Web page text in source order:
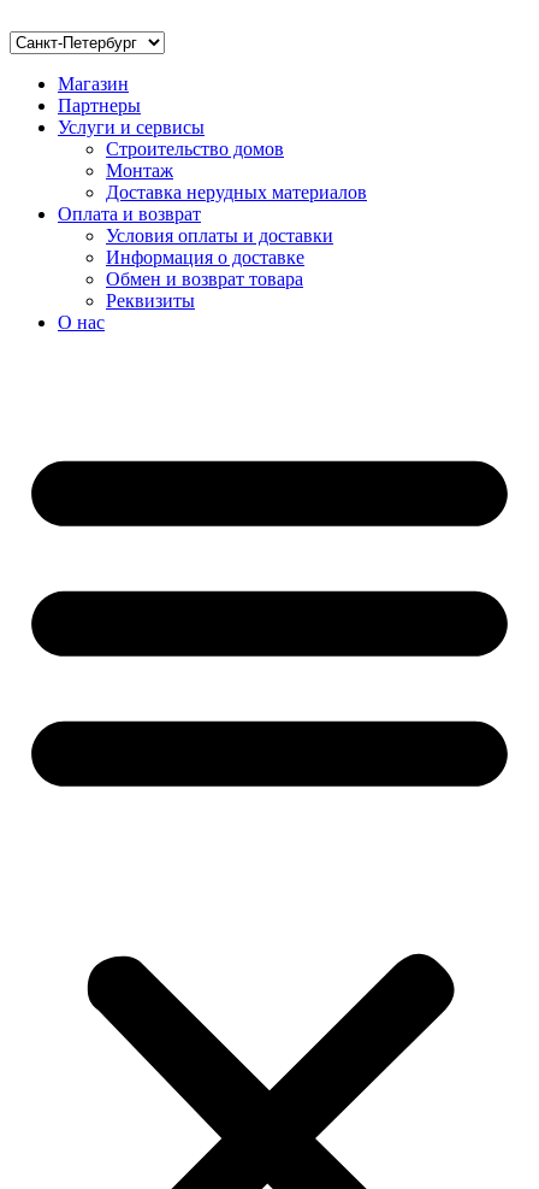
Магазин
Партнеры
Услуги и сервисы
Строительство домов
Монтаж
Доставка нерудных материалов
Оплата и возврат
Условия оплаты и доставки
Информация о доставке
Обмен и возврат товара
Реквизиты
О нас